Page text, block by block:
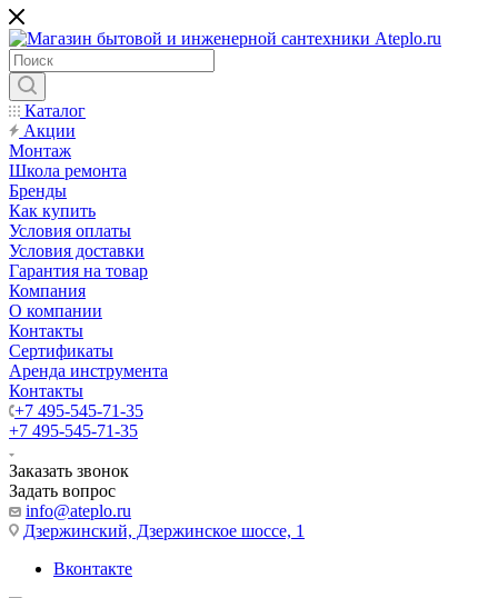
Каталог
Акции
Монтаж
Школа ремонта
Бренды
Как купить
Условия оплаты
Условия доставки
Гарантия на товар
Компания
О компании
Контакты
Сертификаты
Аренда инструмента
Контакты
+7 495-545-71-35
+7 495-545-71-35
Заказать звонок
Задать вопрос
info@ateplo.ru
Дзержинский, Дзержинское шоссе, 1
Вконтакте